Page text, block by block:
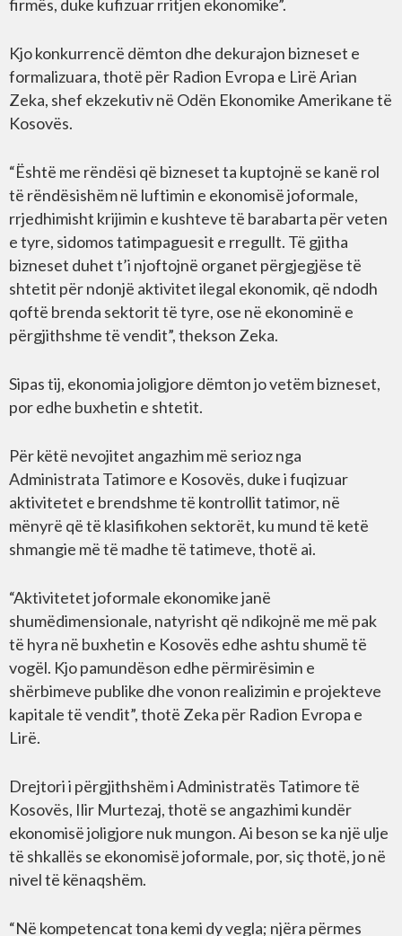
firmës, duke kufizuar rritjen ekonomike”.
Kjo konkurrencë dëmton dhe dekurajon bizneset e
formalizuara, thotë për Radion Evropa e Lirë Arian
Zeka, shef ekzekutiv në Odën Ekonomike Amerikane të
Kosovës.
“Është me rëndësi që bizneset ta kuptojnë se kanë rol
të rëndësishëm në luftimin e ekonomisë joformale,
rrjedhimisht krijimin e kushteve të barabarta për veten
e tyre, sidomos tatimpaguesit e rregullt. Të gjitha
bizneset duhet t’i njoftojnë organet përgjegjëse të
shtetit për ndonjë aktivitet ilegal ekonomik, që ndodh
qoftë brenda sektorit të tyre, ose në ekonominë e
përgjithshme të vendit”, thekson Zeka.
Sipas tij, ekonomia joligjore dëmton jo vetëm bizneset,
por edhe buxhetin e shtetit.
Për këtë nevojitet angazhim më serioz nga
Administrata Tatimore e Kosovës, duke i fuqizuar
aktivitetet e brendshme të kontrollit tatimor, në
mënyrë që të klasifikohen sektorët, ku mund të ketë
shmangie më të madhe të tatimeve, thotë ai.
“Aktivitetet joformale ekonomike janë
shumëdimensionale, natyrisht që ndikojnë me më pak
të hyra në buxhetin e Kosovës edhe ashtu shumë të
vogël. Kjo pamundëson edhe përmirësimin e
shërbimeve publike dhe vonon realizimin e projekteve
kapitale të vendit”, thotë Zeka për Radion Evropa e
Lirë.
Drejtori i përgjithshëm i Administratës Tatimore të
Kosovës, Ilir Murtezaj, thotë se angazhimi kundër
ekonomisë joligjore nuk mungon. Ai beson se ka një ulje
të shkallës se ekonomisë joformale, por, siç thotë, jo në
nivel të kënaqshëm.
“Në kompetencat tona kemi dy vegla; njëra përmes